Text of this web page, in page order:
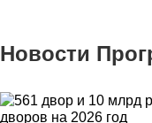
Новости